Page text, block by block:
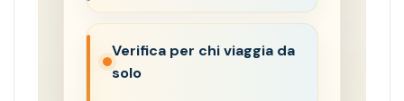
Verifica per chi viaggia da
solo